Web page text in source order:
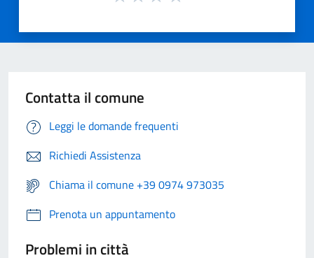
Contatta il comune
Leggi le domande frequenti
Richiedi Assistenza
Chiama il comune +39 0974 973035
Prenota un appuntamento
Problemi in città